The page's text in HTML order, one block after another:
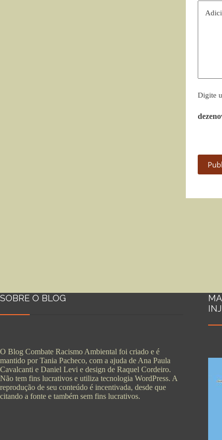
Digite
SOBRE O BLOG
O Blog Combate Racismo Ambiental foi criado e é
mantido por Tania Pacheco, com a ajuda de Ana Paula
Cavalcanti e Daniel Levi e design de Raquel Cordeiro.
Não tem fins lucrativos e utiliza tecnologia WordPress. A
reprodução de seu conteúdo é incentivada, desde que
citando a fonte e também sem fins lucrativos.